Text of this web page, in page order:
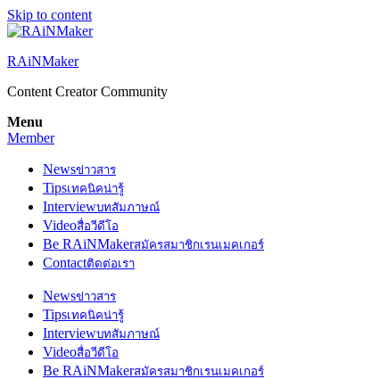
Skip to content
RAiNMaker
Content Creator Community
Menu
Member
Newsข่าวสาร
Tipsเทคนิคน่ารู้
Interviewบทสัมภาษณ์
Videoสื่อวีดีโอ
Be RAiNMakerสมัครสมาชิกเรนเมคเกอร์
Contactติดต่อเรา
Newsข่าวสาร
Tipsเทคนิคน่ารู้
Interviewบทสัมภาษณ์
Videoสื่อวีดีโอ
Be RAiNMakerสมัครสมาชิกเรนเมคเกอร์